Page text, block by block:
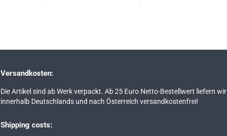
Versandkosten:
Die Artikel sind ab Werk verpackt. Ab 25 Euro Netto-Bestellwert liefern wir
innerhalb Deutschlands und nach Österreich versandkostenfrei!
Shipping costs: